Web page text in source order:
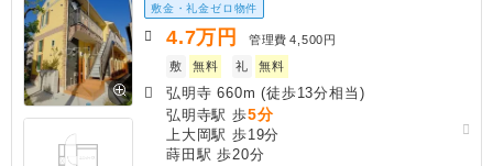
敷金・礼金ゼロ物件
4.7万円 管理費 4,500円
敷
無料 礼 無料
弘明寺 660m (徒歩13分相当)
弘明寺駅 歩5分
上大岡駅 歩19分
蒔田駅 歩20分